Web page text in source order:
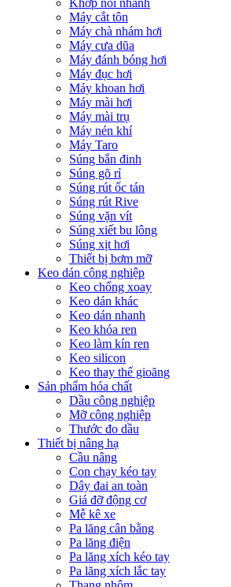
Khớp nối nhanh
Máy cắt tôn
Máy chà nhám hơi
Máy cưa dũa
Máy đánh bóng hơi
Máy đục hơi
Máy khoan hơi
Máy mài hơi
Máy mài trụ
Máy nén khí
Máy Taro
Súng bắn đinh
Súng gõ rỉ
Súng rút ốc tán
Súng rút Rive
Súng vặn vít
Súng xiết bu lông
Súng xịt hơi
Thiết bị bơm mỡ
Keo dán công nghiệp
Keo chống xoay
Keo dán khác
Keo dán nhanh
Keo khóa ren
Keo làm kín ren
Keo silicon
Keo thay thế gioăng
Sản phẩm hóa chất
Dầu công nghiệp
Mỡ công nghiệp
Thước đo dầu
Thiết bị nâng hạ
Cầu nâng
Con chạy kéo tay
Dây đai an toàn
Giá đỡ động cơ
Mễ kê xe
Pa lăng cân bằng
Pa lăng điện
Pa lăng xích kéo tay
Pa lăng xích lắc tay